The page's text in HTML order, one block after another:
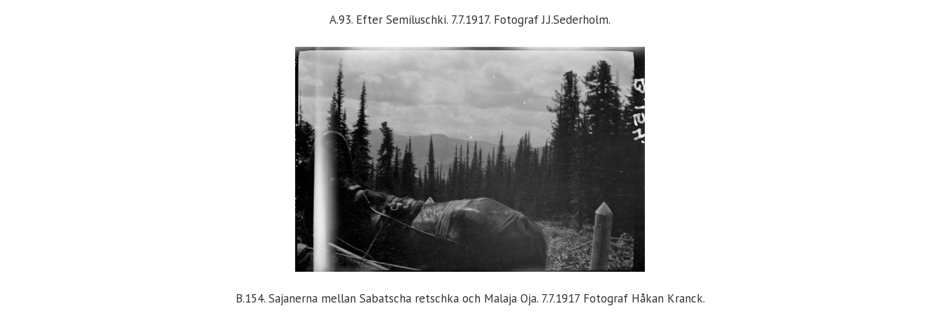
A.93. Efter Semiluschki. 7.7.1917. Fotograf J.J.Sederholm.
B.154. Sajanerna mellan Sabatscha retschka och Malaja Oja. 7.7.1917 Fotograf Håkan Kranck.